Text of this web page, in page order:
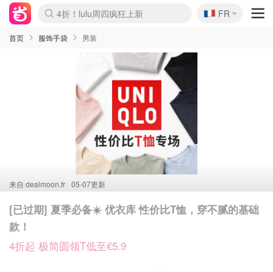
Boticinal 夏促开抢！
4折！lulu周四疯狂上新
还没结束！&OtherStories大促
Joybuy变相75折 随时失效
速领！Stanley独家85折
疑似霸哥！Camper额外叠85折
Zalando 奥莱闪促！每日更新
Moncler反季囤！5折起+叠9折
Coach Brooklyn仅€192
🇫🇷
FR
首页 服饰手袋 男装
来自 dealmoon.fr 05-07更新
[已过期] 夏季必备☀️ 优衣库 性价比T恤，穿不腻的基础
款！
4折起 极简圆领T低至€5.9